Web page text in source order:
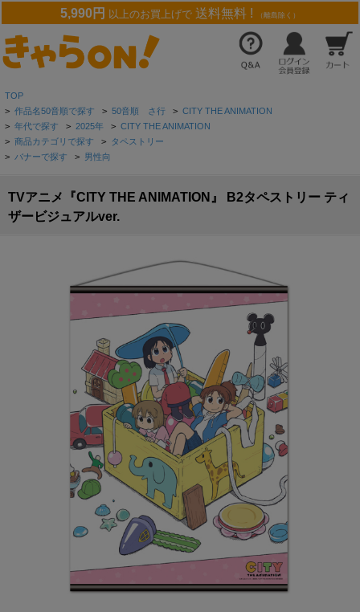
5,990円 以上のお買上げで 送料無料 ! （離島除く）
TOP
> 作品名50音順で探す > 50音順 さ行 > CITY THE ANIMATION
> 年代で探す > 2025年 > CITY THE ANIMATION
> 商品カテゴリで探す > タペストリー
> バナーで探す > 男性向
TVアニメ『CITY THE ANIMATION』 B2タペストリー ティ
ザービジュアルver.